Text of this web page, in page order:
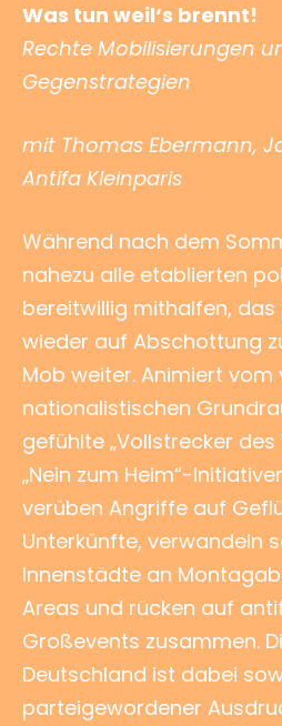
Was tun weil‘s brennt!
Rechte Mobilisierungen
Gegenstrategien
mit Thomas Ebermann,
Antifa Kleinparis
Während nach dem
nahezu alle etablierten
bereitwillig mithalfen,
wieder auf Abschottung
Mob weiter. Animiert vom
nationalistischen
gefühlte „Vollstrecker des
„Nein zum Heim“-
verüben Angriffe auf
Unterkünfte, verwandeln
Innenstädte an
Areas und rücken auf
Großevents zusammen.
Deutschland ist dabei
parteigewordener